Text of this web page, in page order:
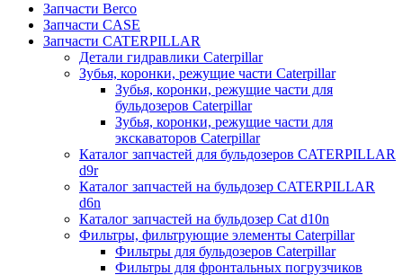
Запчасти Berco
Запчасти CASE
Запчасти CATERPILLAR
Детали гидравлики Caterpillar
Зубья, коронки, режущие части Caterpillar
Зубья, коронки, режущие части для
бульдозеров Caterpillar
Зубья, коронки, режущие части для
экскаваторов Caterpillar
Каталог запчастей для бульдозеров CATERPILLAR
d9r
Каталог запчастей на бульдозер CATERPILLAR
d6n
Каталог запчастей на бульдозер Сat d10n
Фильтры, фильтрующие элементы Caterpillar
Фильтры для бульдозеров Caterpillar
Фильтры для фронтальных погрузчиков